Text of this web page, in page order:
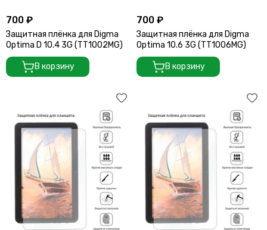
700 ₽
Защитная плёнка для Digma
Optima D 10.4 3G (TT1002MG)
В корзину
700 ₽
Защитная плёнка для Digma
Optima 10.6 3G (TT1006MG)
В корзину